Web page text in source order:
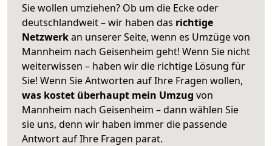
Sie wollen umziehen? Ob um die Ecke oder
deutschlandweit – wir haben das richtige
Netzwerkan unserer Seite, wenn es Umzüge von
Mannheim nach Geisenheim geht! Wenn Sie nicht
weiterwissen – haben wir die richtige Lösung für
Sie! Wenn Sie Antworten auf Ihre Fragen wollen,
was kostet überhaupt mein Umzug von
Mannheim nach Geisenheim – dann wählen Sie
sie uns, denn wir haben immer die passende
Antwort auf Ihre Fragen parat.